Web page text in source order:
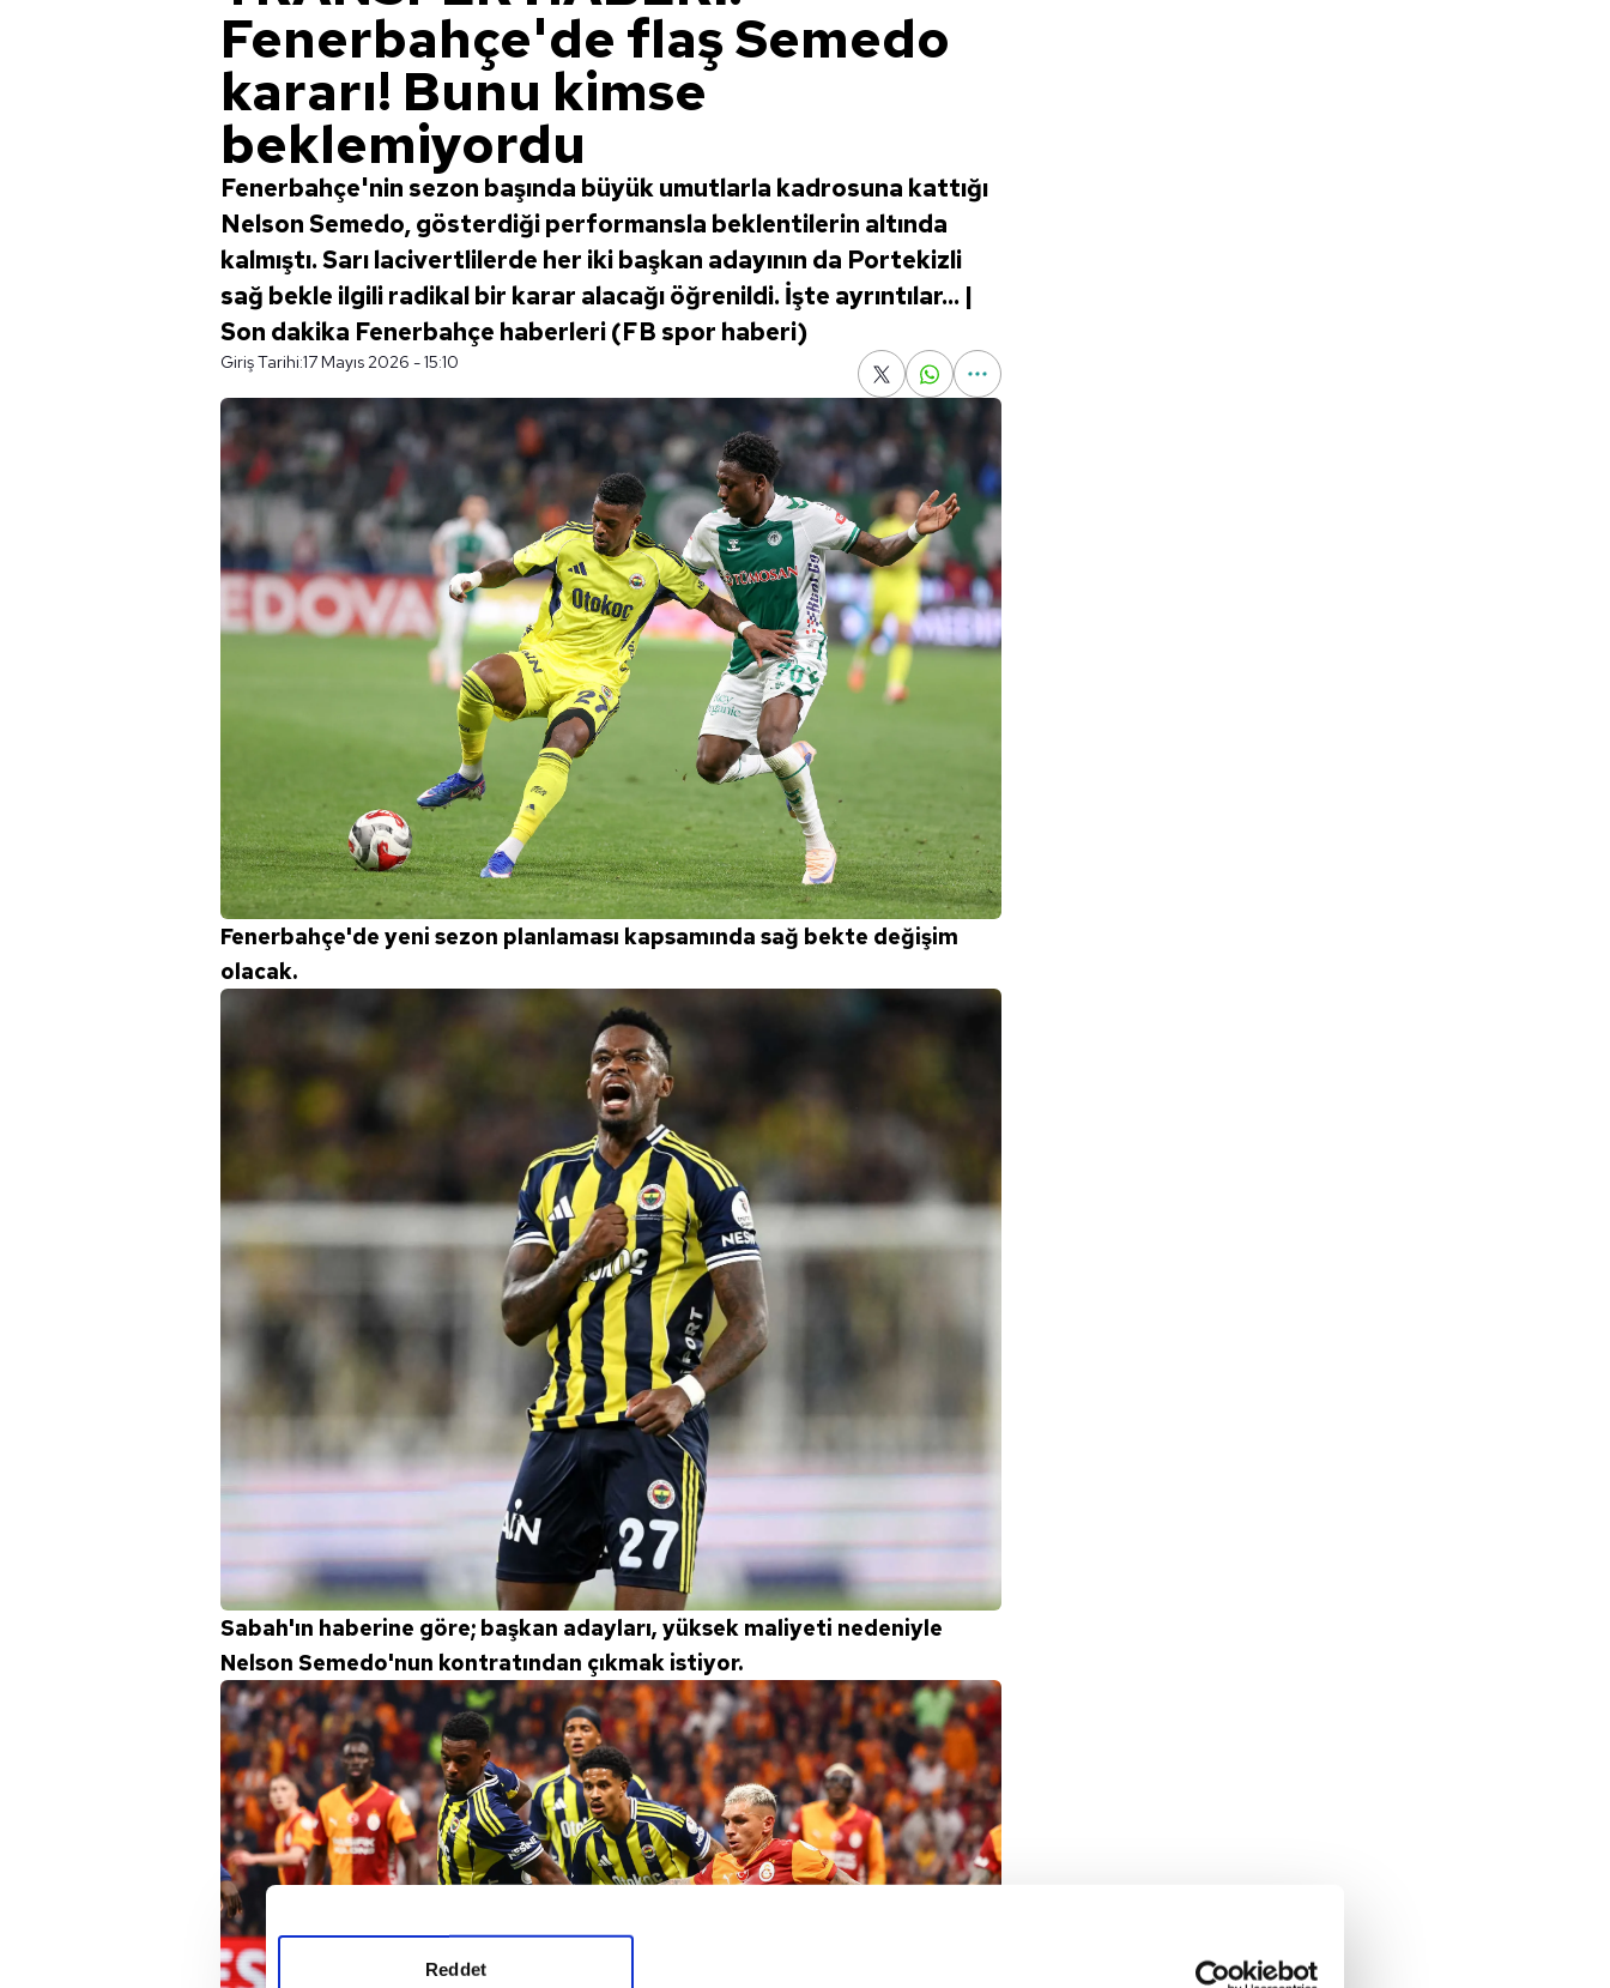
Reddet
Fenerbahçe'de flaş Semedo
kararı! Bunu kimse
beklemiyordu
Fenerbahçe'nin sezon başında büyük umutlarla kadrosuna kattığı
Nelson Semedo, gösterdiği performansla beklentilerin altında
kalmıştı. Sarı lacivertlilerde her iki başkan adayının da Portekizli
sağ bekle ilgili radikal bir karar alacağı öğrenildi. İşte ayrıntılar... |
Son dakika Fenerbahçe haberleri (FB spor haberi)
Giriş Tarihi:17 Mayıs 2026 - 15:10
Fenerbahçe'de yeni sezon planlaması kapsamında sağ bekte değişim
olacak.
Sabah'ın haberine göre; başkan adayları, yüksek maliyeti nedeniyle
Nelson Semedo'nun kontratından çıkmak istiyor.